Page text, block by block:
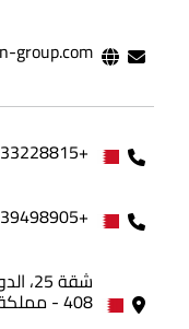
group.com
+97333228815
+97339498905
408 - مملكة البحرين